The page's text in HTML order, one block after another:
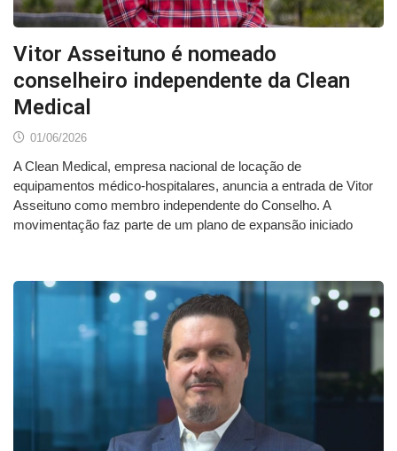
Vitor Asseituno é nomeado
conselheiro independente da Clean
Medical
01/06/2026
A Clean Medical, empresa nacional de locação de
equipamentos médico-hospitalares, anuncia a entrada de Vitor
Asseituno como membro independente do Conselho. A
movimentação faz parte de um plano de expansão iniciado